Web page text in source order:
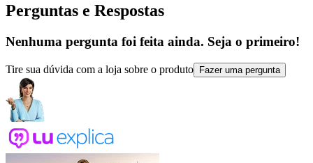
Perguntas e Respostas
Nenhuma pergunta foi feita ainda. Seja o primeiro!
Tire sua dúvida com a loja sobre o produto Fazer uma pergunta